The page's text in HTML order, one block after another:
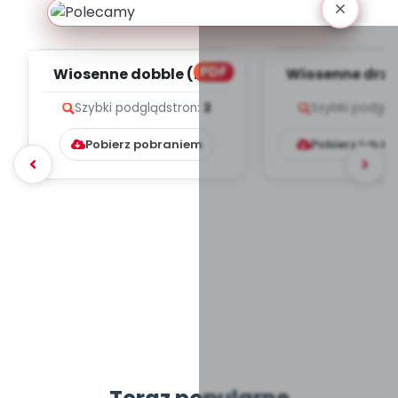
PDF
Wiosenne dobble (PD)
Szybki podglądstron: 2
Pobierz pobraniem
Wiosenne
Szybki
Pobierz lub